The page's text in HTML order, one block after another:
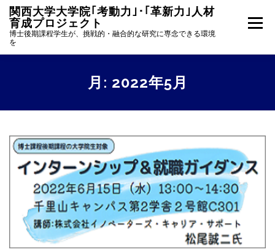
ツ
関西大学大学院｢考動力｣･｢革新力｣人材
育成プロジェクト
博士後期課程学生が、挑戦的・融合的な研究に専念できる環境
を
メニュー
事業統括挨拶 プロジェクトの概要
採用者専用
月: 2022年5月